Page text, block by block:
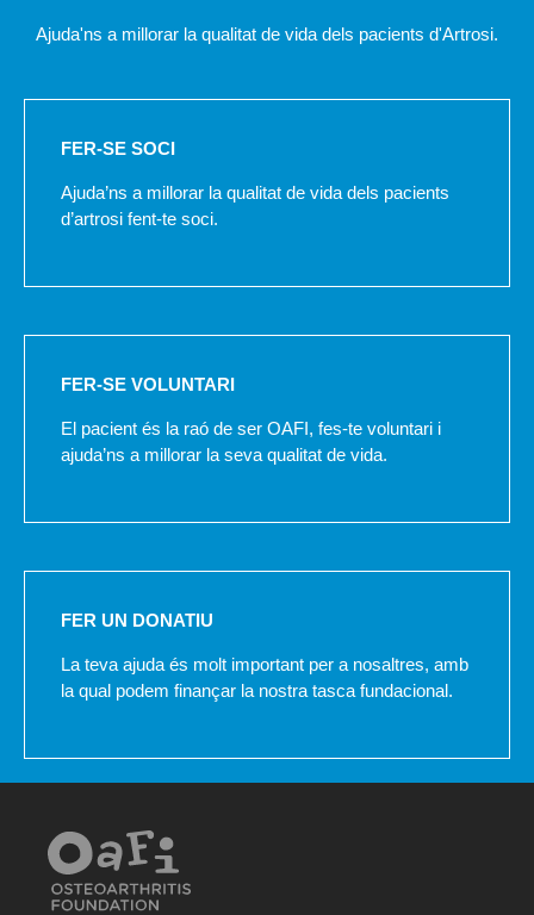
Ajuda'ns a millorar la qualitat de vida dels pacients d'Artrosi.
FER-SE SOCI
Ajuda’ns a millorar la qualitat de vida dels pacients
d’artrosi fent-te soci.
FER-SE VOLUNTARI
El pacient és la raó de ser OAFI, fes-te voluntari i
ajuda’ns a millorar la seva qualitat de vida.
FER UN DONATIU
La teva ajuda és molt important per a nosaltres, amb
la qual podem finançar la nostra tasca fundacional.